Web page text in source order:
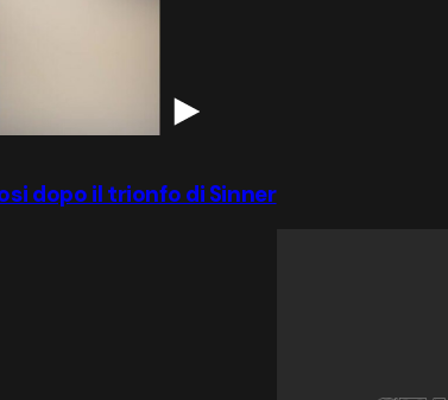
dopo il trionfo di Sinner